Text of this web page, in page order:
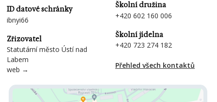
ID datové schránky
ibnyi66
Zřizovatel
Statutární město Ústí nad
Labem
web →
Školní družina
+420 602 160 006
Školní jídelna
+420 723 274 182
Přehled všech kontaktů